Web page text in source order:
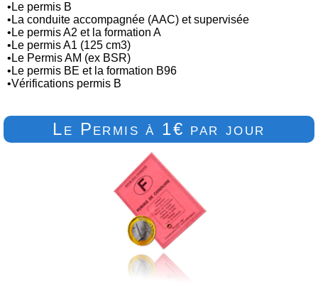
• Le permis B
• La conduite accompagnée (AAC) et supervisée
• Le permis A2 et la formation A
• Le permis A1 (125 cm3)
• Le Permis AM (ex BSR)
• Le permis BE et la formation B96
•Vérifications permis B
Le Permis à 1€ par jour